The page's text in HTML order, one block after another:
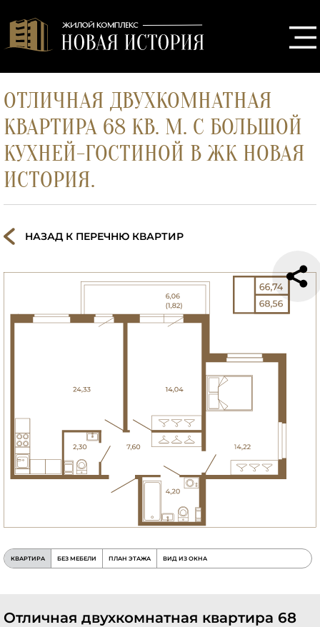
ОТЛИЧНАЯ ДВУХКОМНАТНАЯ
КВАРТИРА 68 КВ. М. С БОЛЬШОЙ
КУХНЕЙ-ГОСТИНОЙ В ЖК НОВАЯ
ИСТОРИЯ.
Отличная двухкомнатная квартира 68
НАЗАД К ПЕРЕЧНЮ КВАРТИР
КВАРТИРА БЕЗ МЕБЕЛИ ПЛАН ЭТАЖА ВИД ИЗ ОКНА